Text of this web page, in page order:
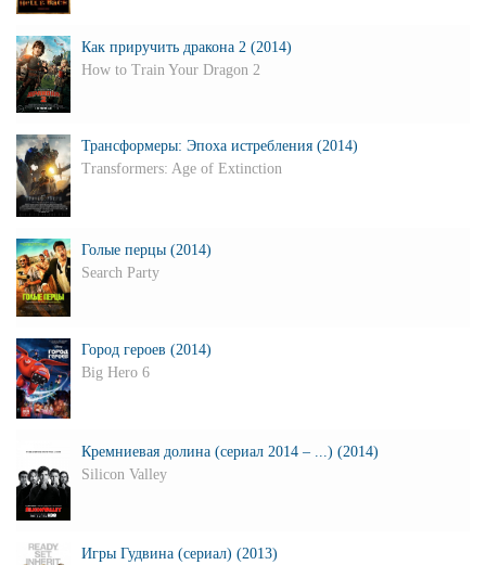
Как приручить дракона 2 (2014)
How to Train Your Dragon 2
Трансформеры: Эпоха истребления (2014)
Transformers: Age of Extinction
Голые перцы (2014)
Search Party
Город героев (2014)
Big Hero 6
Кремниевая долина (сериал 2014 – ...) (2014)
Silicon Valley
Игры Гудвина (сериал) (2013)